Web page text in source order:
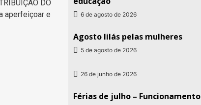
DO
aperfeiçoar e
6 de agosto de 2026
Agosto lilás pelas mulheres
5 de agosto de 2026
26 de junho de 2026
Férias de julho – Funcionamento